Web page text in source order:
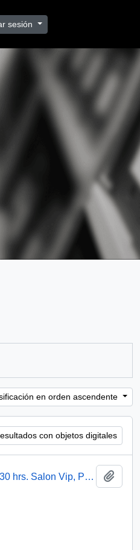
sesión
en orden ascendente
con objetos digitales
Nómina de personas que viajan en avión presidencial: día 12 marzo 09:30 hrs. Salon Vip, Pudahuel